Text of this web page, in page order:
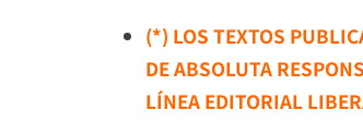
(*) LOS TEXTOS
DE ABSOLUTA
LÍNEA EDITORIAL